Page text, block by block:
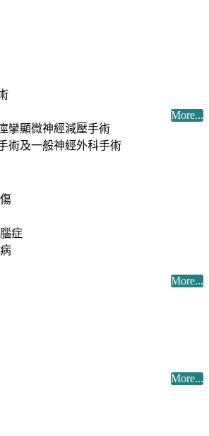
攣顯微神經減壓手術
術及一般神經外科手術
More...
症
More...
More...